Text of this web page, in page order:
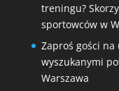
treningu?
sportowców w
Zaproś gości
wyszukanymi
Warszawa